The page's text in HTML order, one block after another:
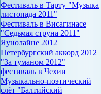
Фестиваль в Тарту "Музыка
листопада 2011"
Фестиваль в Висагинасе
"Седьмая струна 2011"
Яунолайне 2012
Петербургский аккорд 2012
"За туманом 2012"
фестиваль в Чехии
Музыкально-поэтический
слёт "Балтийский